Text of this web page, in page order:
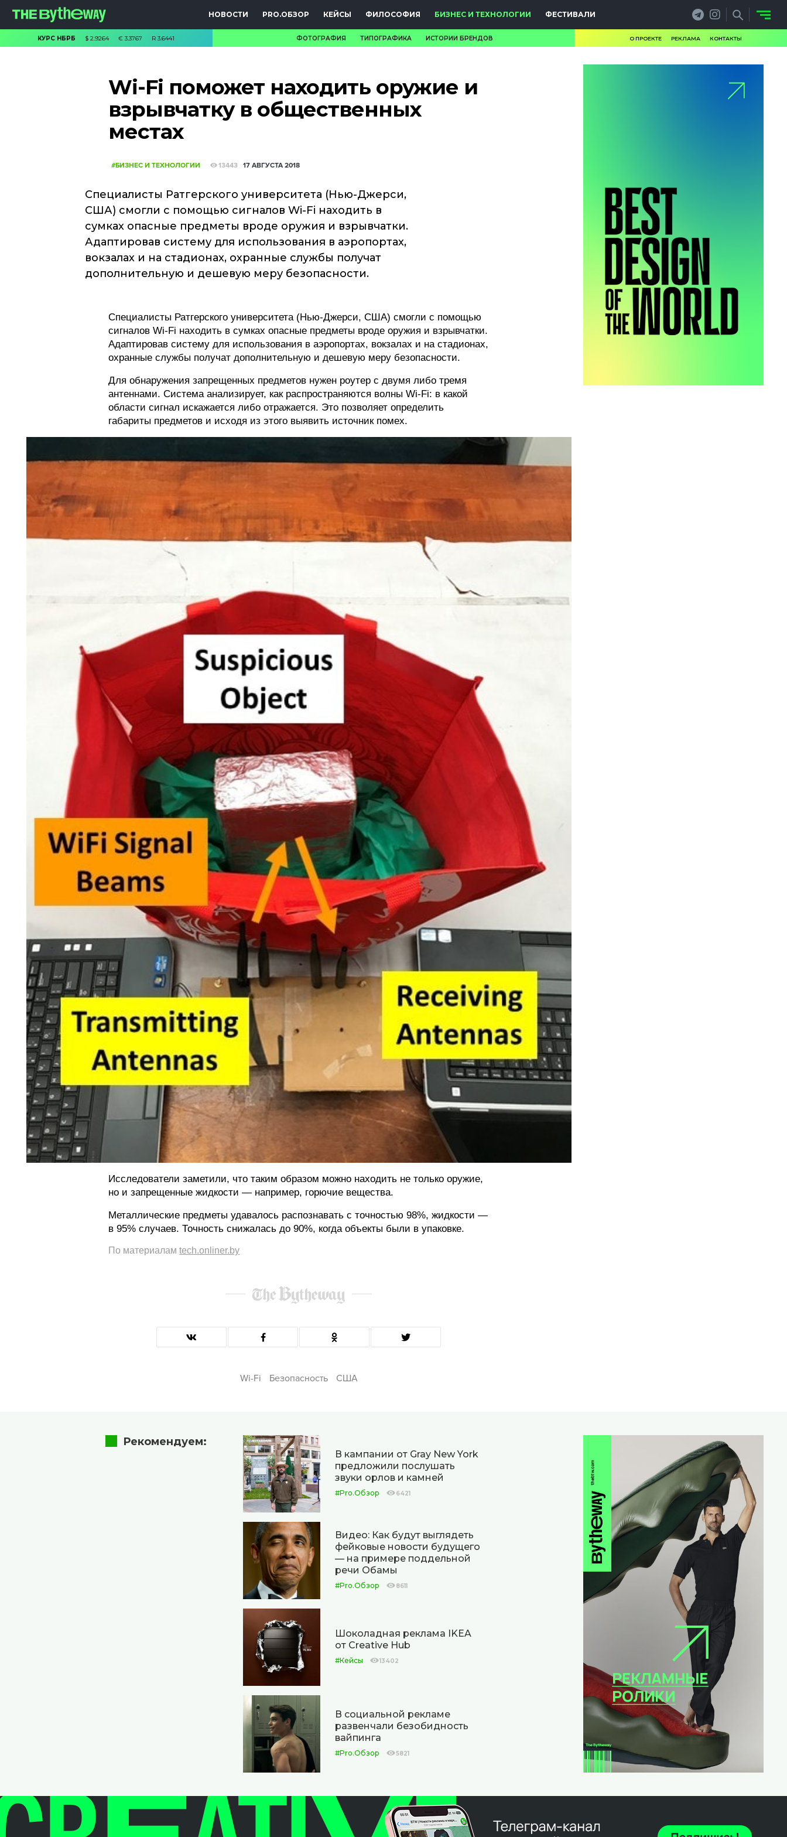
НОВОСТИ PRO.ОБЗОР КЕЙСЫ ФИЛОСОФИЯ БИЗНЕС И ТЕХНОЛОГИИ ФЕСТИВАЛИ
КУРС НБРБ $ 2.9264 € 3.3767 R 3.6441 ФОТОГРАФИЯ ТИПОГРАФИКА ИСТОРИИ БРЕНДОВ О ПРОЕКТЕ РЕКЛАМА КОНТАКТЫ
Wi-Fi поможет находить оружие и
взрывчатку в общественных
местах
#БИЗНЕС И ТЕХНОЛОГИИ 13443 17 АВГУСТА 2018
Специалисты Ратгерского университета (Нью-Джерси,
США) смогли с помощью сигналов Wi-Fi находить в
сумках опасные предметы вроде оружия и взрывчатки.
Адаптировав систему для использования в аэропортах,
вокзалах и на стадионах, охранные службы получат
дополнительную и дешевую меру безопасности.
Специалисты Ратгерского университета (Нью-Джерси, США) смогли с помощью
сигналов Wi-Fi находить в сумках опасные предметы вроде оружия и взрывчатки.
Адаптировав систему для использования в аэропортах, вокзалах и на стадионах,
охранные службы получат дополнительную и дешевую меру безопасности.
Для обнаружения запрещенных предметов нужен роутер с двумя либо тремя
антеннами. Система анализирует, как распространяются волны Wi-Fi: в какой
области сигнал искажается либо отражается. Это позволяет определить
габариты предметов и исходя из этого выявить источник помех.
Исследователи заметили, что таким образом можно находить не только оружие,
но и запрещенные жидкости — например, горючие вещества.
Металлические предметы удавалось распознавать с точностью 98%, жидкости —
в 95% случаев. Точность снижалась до 90%, когда объекты были в упаковке.
По материаламtech.onliner.by
Wi-Fi Безопасность США
Рекомендуем:
В кампании от Gray New York
предложили послушать
звуки орлов и камней
#Pro.Обзор 6421
Видео: Как будут выглядеть
фейковые новости будущего
— на примере поддельной
речи Обамы
#Pro.Обзор 8611
Шоколадная реклама IKEA
от Creative Hub
#Кейсы 13402
В социальной рекламе
развенчали безобидность
вайпинга
#Pro.Обзор 5821
PRO.ОБЗОР
КЕЙСЫ
БИЗНЕС И
ТЕХНОЛОГИИ
ФЕСТИВАЛИ
ИСТОРИИ БРЕНДОВ
О ПРОЕКТЕ
РЕКЛАМА
КОНТАКТЫ